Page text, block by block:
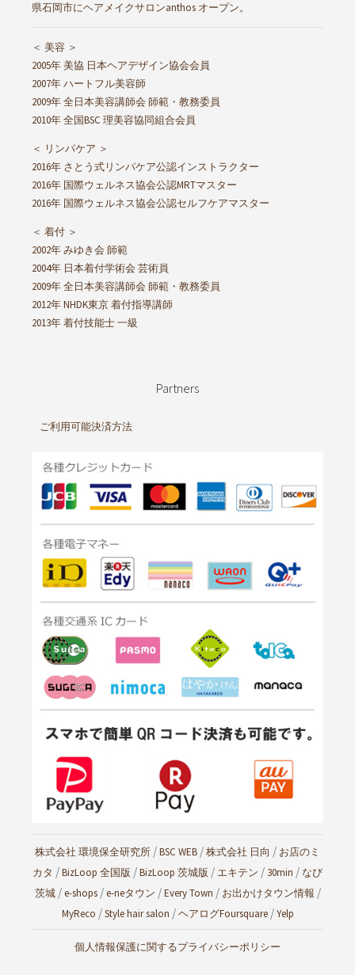
県石岡市にヘアメイクサロンanthos オープン。
＜ 美容 ＞
2005年 美協 日本ヘアデザイン協会会員
2007年 ハートフル美容師
2009年 全日本美容講師会 師範・教務委員
2010年 全国BSC 理美容協同組合会員
＜ リンパケア ＞
2016年 さとう式リンパケア公認インストラクター
2016年 国際ウェルネス協会公認MRTマスター
2016年 国際ウェルネス協会公認セルフケアマスター
＜ 着付 ＞
2002年 みゆき会 師範
2004年 日本着付学術会 芸術員
2009年 全日本美容講師会 師範・教務委員
2012年 NHDK東京 着付指導講師
2013年 着付技能士 一級
Partners
ご利用可能決済方法
株式会社 環境保全研究所 /BSC WEB /株式会社 日向 / お店のミ
カタ /BizLoop 全国版 /BizLoop 茨城版 / エキテン / 30min / なび
茨城/e-shops/e-neタウン /Every Town / お出かけタウン情報 /
MyReco /Style hair salon /ヘアログFoursquare/Yelp
個人情報保護に関するプライバシーポリシー